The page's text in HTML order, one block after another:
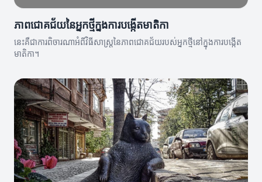
ភាពជោគជ័យនៃអ្នកថ្មីក្នុងការបង្កើតមាតិកា
នេះគឺជាការពិចារណាអំពីវិធីសាស្រ្តនៃភាពជោគជ័យរបស់អ្នកថ្មីនៅក្នុងការបង្កើត
មាតិកា។